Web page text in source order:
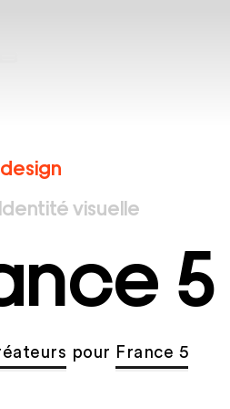
visuelle
5
pour France 5